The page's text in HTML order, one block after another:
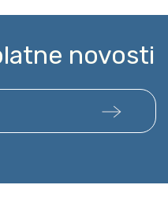
novosti